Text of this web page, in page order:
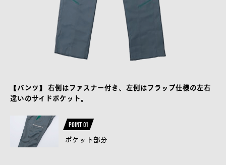
【パンツ】 右側はファスナー付き、左側はフラップ仕様の左右
違いのサイドポケット。
POINT 01
ポケット部分